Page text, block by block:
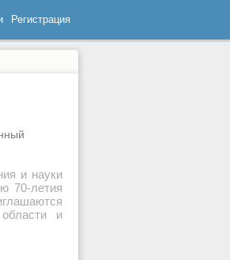
Регистрация
и науки
70-летия
и